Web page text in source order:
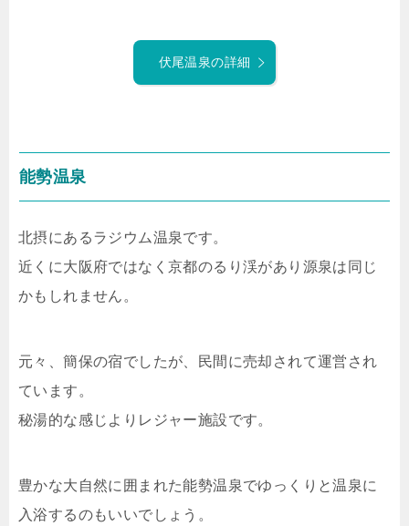
伏尾温泉の詳細
能勢温泉
北摂にあるラジウム温泉です。
近くに大阪府ではなく京都のるり渓があり源泉は同じ
かもしれません。
元々、簡保の宿でしたが、民間に売却されて運営され
ています。
秘湯的な感じよりレジャー施設です。
豊かな大自然に囲まれた能勢温泉でゆっくりと温泉に
入浴するのもいいでしょう。